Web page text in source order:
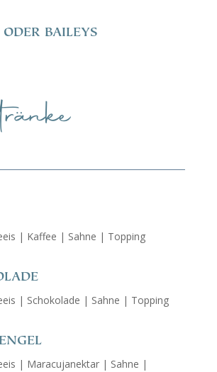
BAILEYS
| Kaffee | Sahne | Topping
| Schokolade | Sahne | Topping
| Maracujanektar | Sahne |